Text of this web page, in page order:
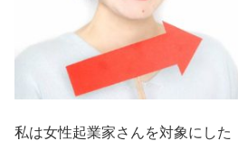
私は女性起業家さんを対象にした